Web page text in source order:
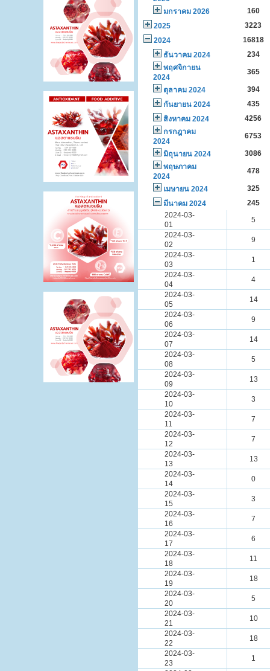
มกราคม 2026
160
2025
3223
2024
16818
ธันวาคม 2024
234
พฤศจิกายน
2024
365
ตุลาคม 2024
394
กันยายน 2024
435
สิงหาคม 2024
4256
กรกฎาคม
2024
6753
มิถุนายน 2024
3086
พฤษภาคม
2024
478
เมษายน 2024
325
มีนาคม 2024
245
2024-03-
01
5
2024-03-
02
9
2024-03-
03
1
2024-03-
04
4
2024-03-
05
14
2024-03-
06
9
2024-03-
07
14
2024-03-
08
5
2024-03-
09
13
2024-03-
10
3
2024-03-
11
7
2024-03-
12
7
2024-03-
13
13
2024-03-
14
0
2024-03-
15
3
2024-03-
16
7
2024-03-
17
6
2024-03-
18
11
2024-03-
19
18
2024-03-
20
5
2024-03-
21
10
2024-03-
22
18
2024-03-
23
1